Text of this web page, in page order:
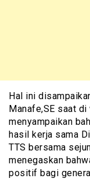
Hal ini
Manafe,SE saat
menyampaikan
hasil kerja sama
TTS bersama
menegaskan
positif bagi